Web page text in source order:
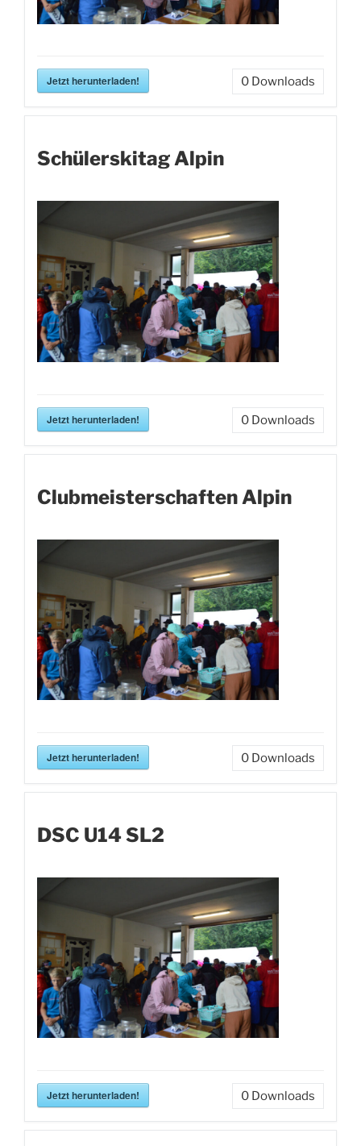
Jetzt herunterladen! 0 Downloads
Schülerskitag Alpin
Jetzt herunterladen! 0 Downloads
Clubmeisterschaften Alpin
Jetzt herunterladen! 0 Downloads
DSC U14 SL2
Jetzt herunterladen! 0 Downloads